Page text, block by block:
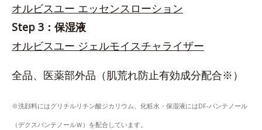
オルビスユー エッセンスローション
Step 3：保湿液
オルビスユー ジェルモイスチャライザー
全品、医薬部外品（肌荒れ防止有効成分配合※）
※洗顔料にはグリチルリチン酸ジカリウム、化粧水・保湿液にはDF-パンテノール
（デクスパンテノールＷ）を配合しています。